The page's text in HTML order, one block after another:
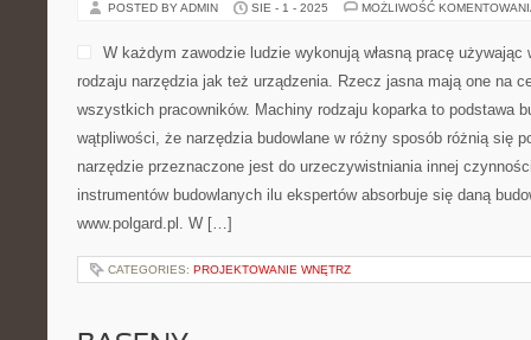
POSTED BY ADMIN SIE - 1 - 2025 MOŻLIWOŚĆ
W każdym zawodzie ludzie wykonują własną pracę
rodzaju narzędzia jak też urządzenia. Rzecz jasna mają one na
wszystkich pracowników. Machiny rodzaju koparka to podstawa
wątpliwości, że narzędzia budowlane w różny sposób różnią się
narzędzie przeznaczone jest do urzeczywistniania innej
instrumentów budowlanych ilu ekspertów absorbuje się daną
www.polgard.pl. W […]
CATEGORIES: PROJEKTOWANIE WNĘTRZ